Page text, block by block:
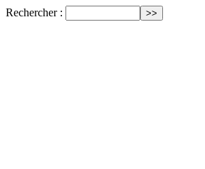
Rechercher :